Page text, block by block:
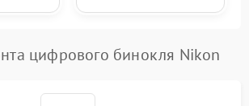
цифрового бинокля Nikon